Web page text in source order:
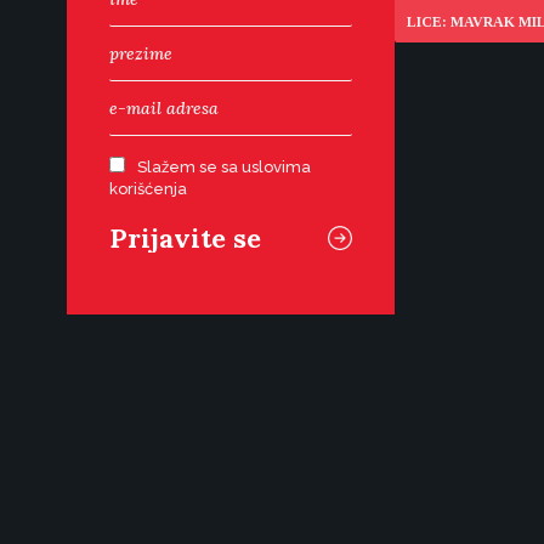
Slažem se sa uslovima
korišćenja
LICE: MAVRAK